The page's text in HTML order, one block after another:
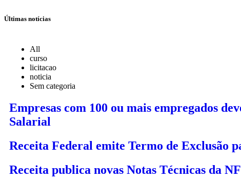
Últimas notícias
All
curso
licitacao
noticia
Sem categoria
Empresas com 100 ou mais empregados
Salarial
Receita Federal emite Termo de Exclusão
Receita publica novas Notas Técnicas da